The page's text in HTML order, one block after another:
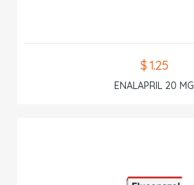
$ 1.25
ENALAPRIL 20 MG